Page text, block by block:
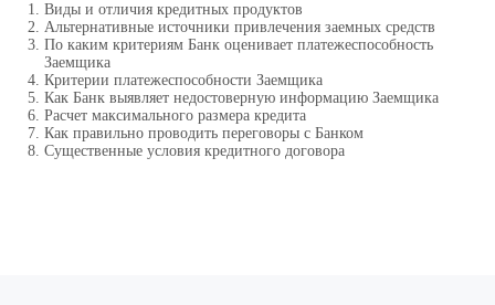
Виды и отличия кредитных продуктов
Альтернативные источники привлечения заемных средств
По каким критериям Банк оценивает платежеспособность
Заемщика
Критерии платежеспособности Заемщика
Как Банк выявляет недостоверную информацию Заемщика
Расчет максимального размера кредита
Как правильно проводить переговоры с Банком
Существенные условия кредитного договора